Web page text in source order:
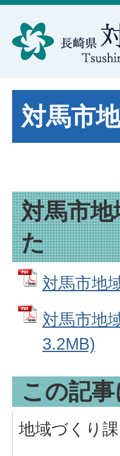
対馬市
対馬市
た
対馬市地
対馬市地
3.2MB)
この記
地域づくり課